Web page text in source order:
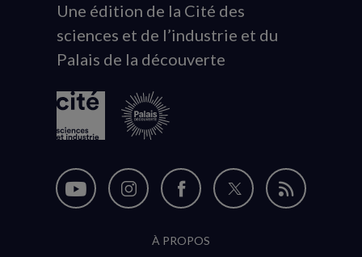
Animation
du
logo
Une édition de la Cité des
sciences et de l’industrie et du
Palais de la découverte
Nous
Nous
Nous
sur
Nous
Flux
À PROPOS